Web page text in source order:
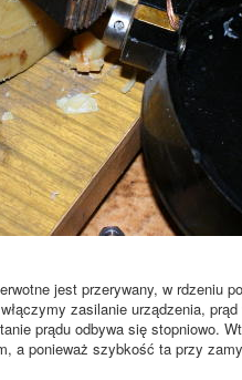
jest przerywany, w rdzeniu
zasilanie urządzenia,
prądu odbywa się stopniowo.
a ponieważ szybkość ta przy